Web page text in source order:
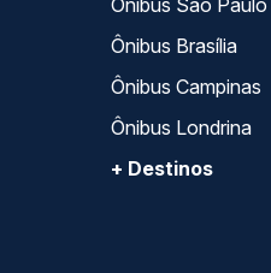
Ônibus São Paulo
Ônibus Brasília
Ônibus Campinas
Ônibus Londrina
+ Destinos